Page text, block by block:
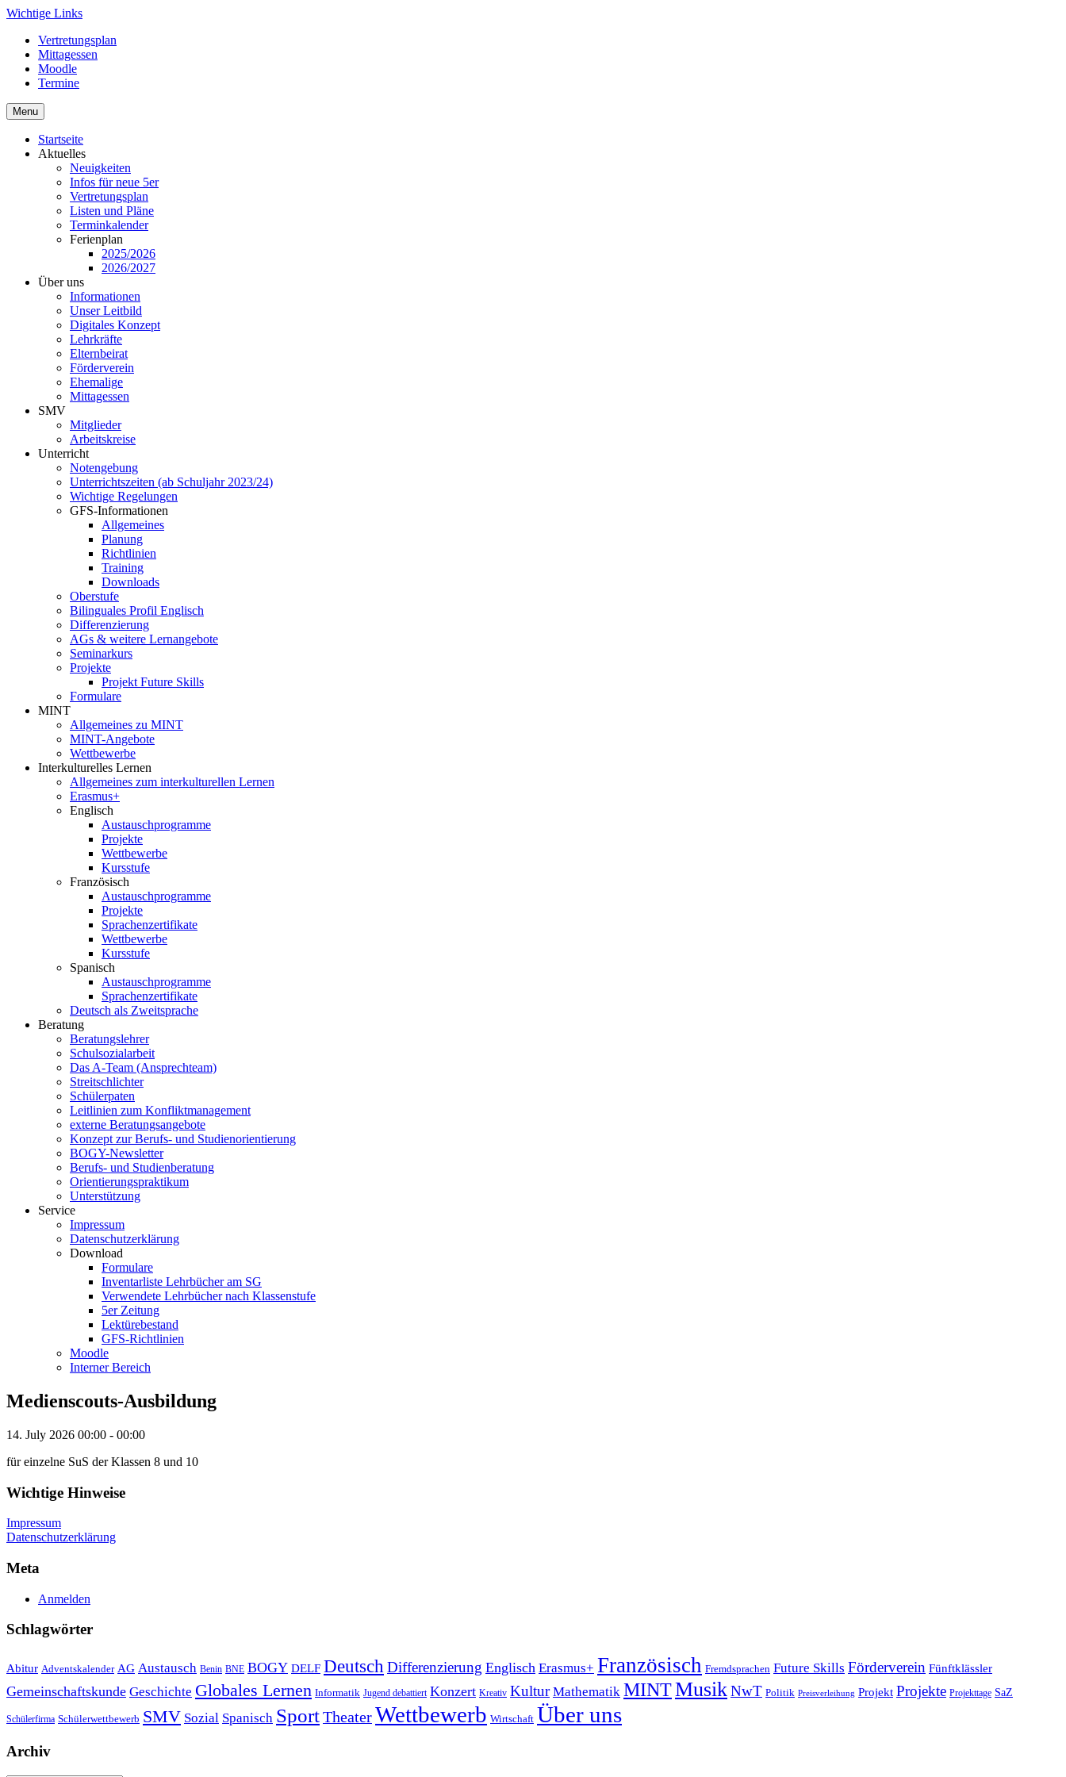
Skip
content
Wichtige Links
Vertretungsplan
Mittagessen
Moodle
Termine
Menu
Startseite
Aktuelles
Neuigkeiten
Infos für neue 5er
Vertretungsplan
Listen und Pläne
Terminkalender
Ferienplan
2025/2026
2026/2027
Über uns
Informationen
Unser Leitbild
Digitales Konzept
Lehrkräfte
Elternbeirat
Förderverein
Ehemalige
Mittagessen
SMV
Mitglieder
Arbeitskreise
Unterricht
Notengebung
Unterrichtszeiten (ab Schuljahr 2023/24)
Wichtige Regelungen
GFS-Informationen
Allgemeines
Planung
Richtlinien
Training
Downloads
Oberstufe
Bilinguales Profil Englisch
Differenzierung
AGs & weitere Lernangebote
Seminarkurs
Projekte
Projekt Future Skills
Formulare
MINT
Allgemeines zu MINT
MINT-Angebote
Wettbewerbe
Interkulturelles Lernen
Allgemeines zum interkulturellen Lernen
Erasmus+
Englisch
Austauschprogramme
Projekte
Wettbewerbe
Kursstufe
Französisch
Austauschprogramme
Projekte
Sprachenzertifikate
Wettbewerbe
Kursstufe
Spanisch
Austauschprogramme
Sprachenzertifikate
Deutsch als Zweitsprache
Beratung
Beratungslehrer
Schulsozialarbeit
Das A-Team (Ansprechteam)
Streitschlichter
Schülerpaten
Leitlinien zum Konfliktmanagement
externe Beratungsangebote
Konzept zur Berufs- und Studienorientierung
BOGY-Newsletter
Berufs- und Studienberatung
Orientierungspraktikum
Unterstützung
Service
Impressum
Datenschutzerklärung
Download
Formulare
Inventarliste Lehrbücher am SG
Verwendete Lehrbücher nach Klassenstufe
5er Zeitung
Lektürebestand
GFS-Richtlinien
Moodle
Interner Bereich
Medienscouts-Ausbildung
14. July 2026 00:00 - 00:00
für einzelne SuS der Klassen 8 und 10
Wichtige Hinweise
Impressum
Datenschutzerklärung
Meta
Anmelden
Schlagwörter
Abitur Adventskalender AG Austausch Benin BNE BOGY DELF DeutschDifferenzierung Englisch Erasmus+ Französisch Fremdsprachen Future Skills Förderverein Fünftklässler
Gemeinschaftskunde Geschichte Globales Lernen Informatik Jugend debattiert Konzert Kreativ Kultur Mathematik MINTMusikNwT Politik Preisverleihung Projekt Projekte Projekttage SaZ
Schülerfirma Schülerwettbewerb SMV Sozial Spanisch SportTheaterWettbewerb Wirtschaft Über uns
Archiv